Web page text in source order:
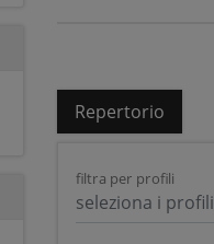
Repertorio
filtra per profili
seleziona i profili